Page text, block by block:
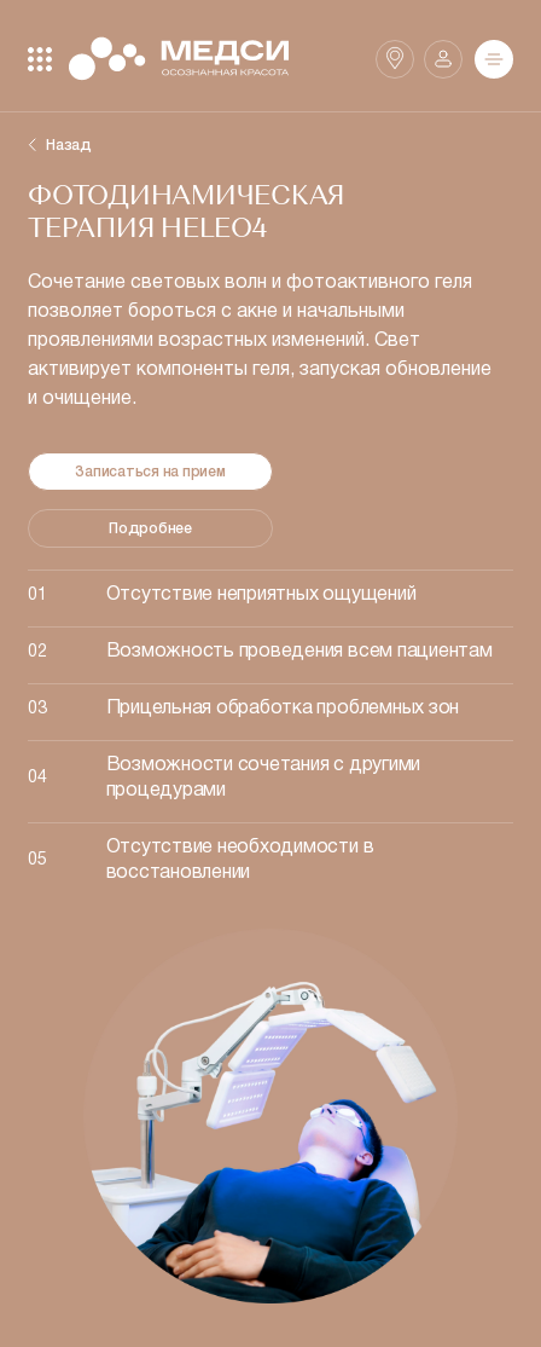
Клиники SmartMed
Аптеки
Закрыть поиск
Найти
Назад
ФОТОДИНАМИЧЕСКАЯ
ТЕРАПИЯ HELEO4
Сочетание световых волн и фотоактивного геля
позволяет бороться с акне и начальными
проявлениями возрастных изменений. Свет
активирует компоненты геля, запуская обновление
и очищение.
Записаться на прием
Подробнее
Отсутствие неприятных ощущений
Возможность проведения всем пациентам
Прицельная обработка проблемных зон
Возможности сочетания с другими
процедурами
Отсутствие необходимости в
восстановлении